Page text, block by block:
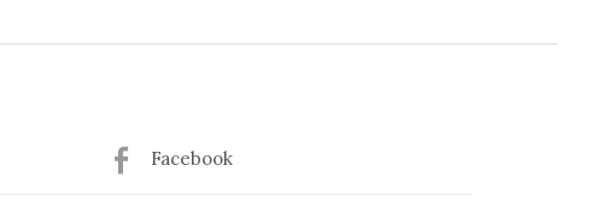
Facebook